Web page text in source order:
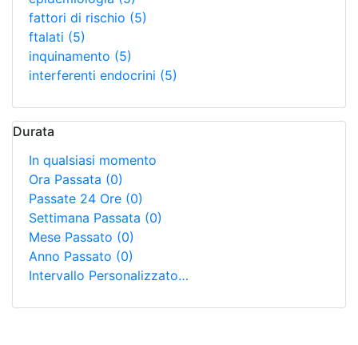
fattori di rischio (5)
ftalati (5)
inquinamento (5)
interferenti endocrini (5)
Durata
In qualsiasi momento
Ora Passata (0)
Passate 24 Ore (0)
Settimana Passata (0)
Mese Passato (0)
Anno Passato (0)
Intervallo Personalizzato…